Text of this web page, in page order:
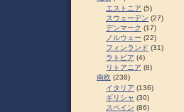
エストニア (5)
スウェーデン (27)
デンマーク (17)
ノルウェー (22)
フィンランド (31)
ラトビア (4)
リトアニア (8)
南欧 (238)
イタリア (136)
ギリシャ (30)
スペイン (86)